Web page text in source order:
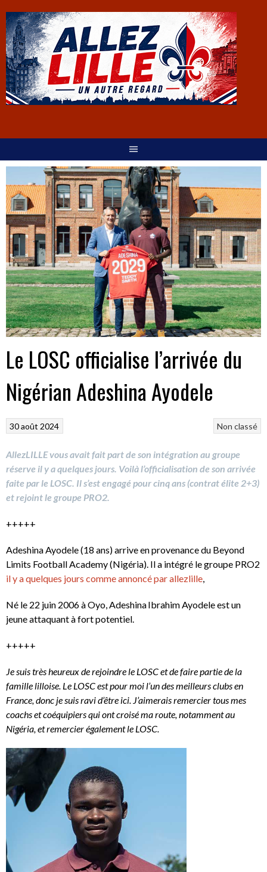
Le LOSC officialise l’arrivée du
Nigérian Adeshina Ayodele
Non classé
30 août 2024
AllezLILLE vous avait fait part de son intégration au groupe
réserve il y a quelques jours. Voilà l’officialisation de son arrivée
faite par le LOSC. Il s’est engagé pour cinq ans (contrat élite 2+3)
et rejoint le groupe PRO2.
+++++
Adeshina Ayodele (18 ans) arrive en provenance du Beyond
Limits Football Academy (Nigéria). Il a intégré le groupe PRO2
il y a quelques jours comme annoncé par allezlille,
Né le 22 juin 2006 à Oyo, Adeshina Ibrahim Ayodele est un
jeune attaquant à fort potentiel.
+++++
Je suis très heureux de rejoindre le LOSC et de faire partie de la
famille lilloise. Le LOSC est pour moi l’un des meilleurs clubs en
France, donc je suis ravi d’être ici. J’aimerais remercier tous mes
coachs et coéquipiers qui ont croisé ma route, notamment au
Nigéria, et remercier également le LOSC.